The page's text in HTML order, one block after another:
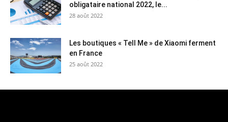
obligataire national 2022, le...
28 août 2022
Les boutiques « Tell Me » de Xiaomi ferment
en France
25 août 2022